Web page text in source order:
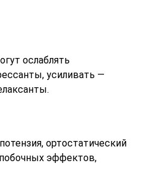
ослаблять
усиливать —
ортостатический
побочных эффектов,